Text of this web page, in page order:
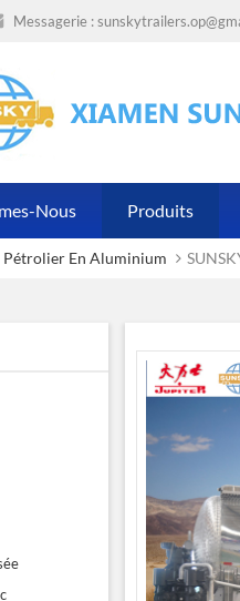
Messagerie :
Nous Produits
Pétrolier En Aluminium